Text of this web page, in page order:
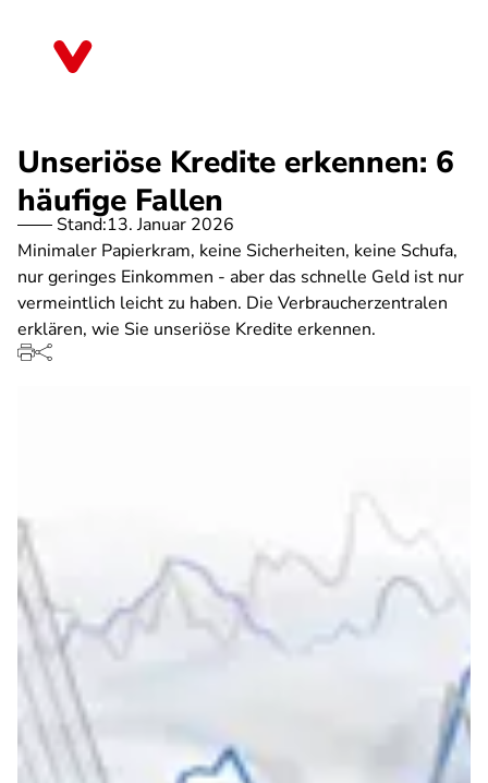
Unseriöse Kredite erkennen: 6
häufige Fallen
Stand:13. Januar 2026
Minimaler Papierkram, keine Sicherheiten, keine Schufa,
nur geringes Einkommen - aber das schnelle Geld ist nur
vermeintlich leicht zu haben. Die Verbraucherzentralen
erklären, wie Sie unseriöse Kredite erkennen.